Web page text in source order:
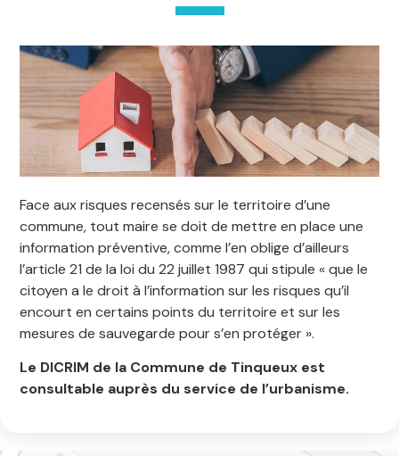
Face aux risques recensés sur le territoire d’une
commune, tout maire se doit de mettre en place une
information préventive, comme l’en oblige d’ailleurs
l’article 21 de la loi du 22 juillet 1987 qui stipule « que le
citoyen a le droit à l’information sur les risques qu’il
encourt en certains points du territoire et sur les
mesures de sauvegarde pour s’en protéger ».
Le DICRIM de la Commune de Tinqueux est
consultable auprès du service de l’urbanisme.